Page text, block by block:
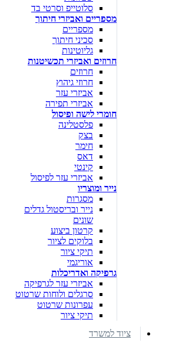
סלוטייפ וסרטי בד
מספריים ואביזרי חיתוך
מספריים
סכיני חיתוך
גליוטינות
חרוזים ואביזרי תכשיטנות
חרוזים
חרוזי גיהוץ
אביזרי עזר
אביזרי תפירה
חומרי לישה ופיסול
פלסטלינה
בצק
חימר
דאס
קינטי
אביזרי עזר לפיסול
נייר ומוצריו
מסגרות
נייר ובריסטול גדלים
שונים
קרטון ביצוע
בלוקים לציור
תיקי ציור
אוריגמי
גרפיקה ואדריכלות
אביזרי עזר לגרפיקה
סרגלים ולוחות שרטוט
עפרונות שרטוט
תיקי ציור
ציוד למשרד